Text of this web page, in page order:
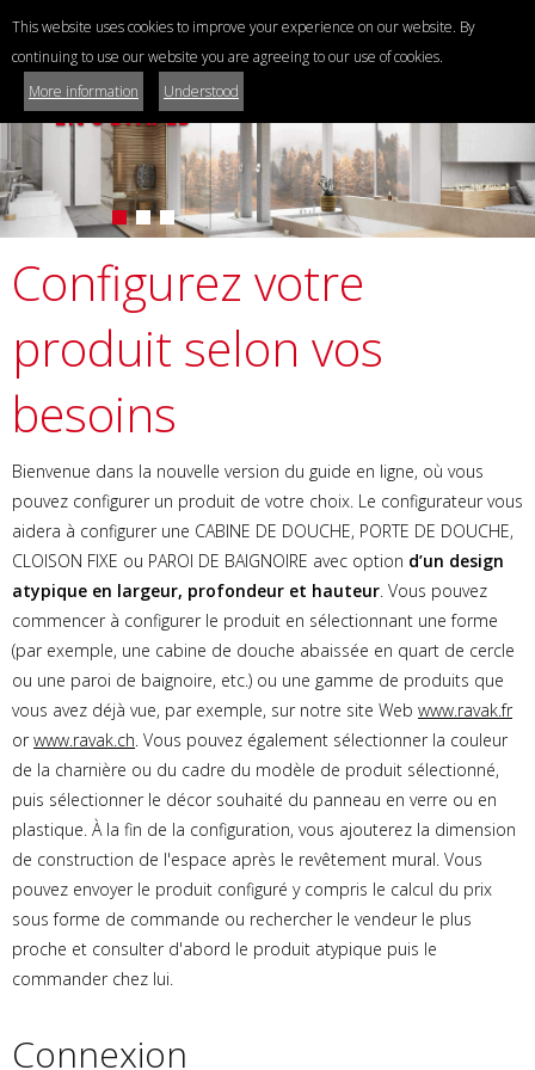
Configurateur
de cabines et parois de douche
Contactez nous...
+420 318 427 198
export@ravak.com
FRANCE
CONFIGURATION
EN 6 ÉTAPES
Configurez votre
produit selon vos
besoins
Bienvenue dans la nouvelle version du guide en ligne, où vous
pouvez configurer un produit de votre choix. Le configurateur vous
aidera à configurer une CABINE DE DOUCHE, PORTE DE DOUCHE,
CLOISON FIXE ou PAROI DE BAIGNOIRE avec option d’un design
atypique en largeur, profondeur et hauteur. Vous pouvez
commencer à configurer le produit en sélectionnant une forme
(par exemple, une cabine de douche abaissée en quart de cercle
ou une paroi de baignoire, etc.) ou une gamme de produits que
vous avez déjà vue, par exemple, sur notre site Web www.ravak.fr
orwww.ravak.ch. Vous pouvez également sélectionner la couleur
de la charnière ou du cadre du modèle de produit sélectionné,
puis sélectionner le décor souhaité du panneau en verre ou en
plastique. À la fin de la configuration, vous ajouterez la dimension
de construction de l'espace après le revêtement mural. Vous
pouvez envoyer le produit configuré y compris le calcul du prix
sous forme de commande ou rechercher le vendeur le plus
proche et consulter d'abord le produit atypique puis le
commander chez lui.
Connexion
This website uses cookies to improve your experience on our website. By
continuing to use our website you are agreeing to our use of cookies.
More information
Understood